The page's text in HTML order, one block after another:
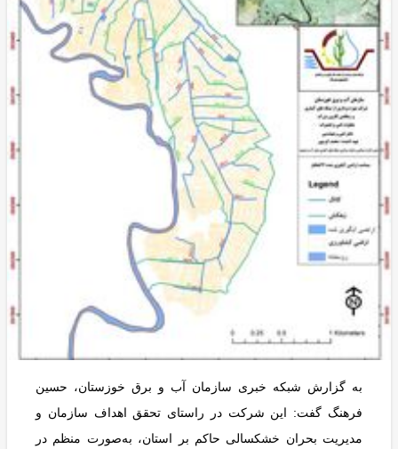
به گزارش شبکه خبری سازمان آب و برق خوزستان، حسین
فرهنگ گفت: این شرکت در راستای تحقق اهداف سازمان و
مدیریت بحران خشکسالی حاکم بر استان، به‌صورت منظم در